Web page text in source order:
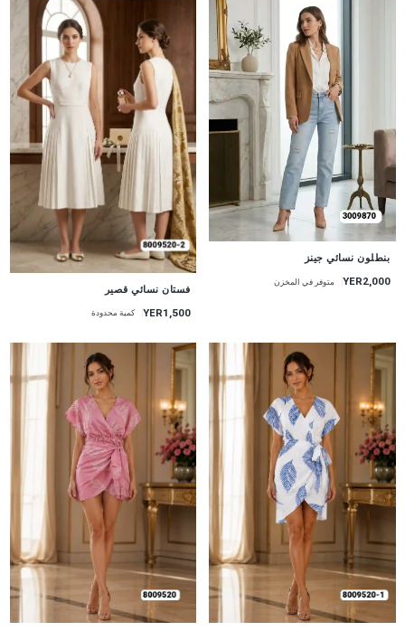
بنطلون نسائي جينز
YER2,000 متوفر في المخزن
فستان نسائي قصير
YER1,500 كمية محدودة